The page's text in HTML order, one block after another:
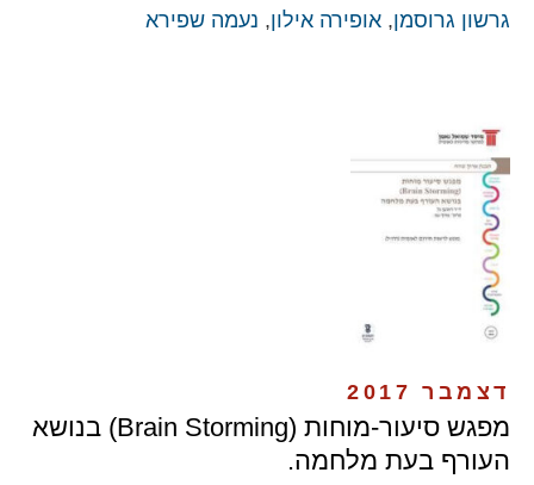
גרשון גרוסמן, אופירה אילון, נעמה שפירא
דצמבר 2017
מפגש סיעור-מוחות (Brain Storming) בנושא
העורף בעת מלחמה.